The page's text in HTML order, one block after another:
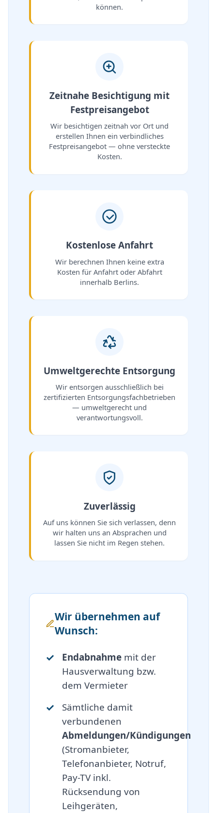
können.
Zeitnahe Besichtigung mit
Festpreisangebot
Wir besichtigen zeitnah vor Ort und
erstellen Ihnen ein verbindliches
Festpreisangebot — ohne versteckte
Kosten.
Kostenlose Anfahrt
Wir berechnen Ihnen keine extra
Kosten für Anfahrt oder Abfahrt
innerhalb Berlins.
Umweltgerechte Entsorgung
Wir entsorgen ausschließlich bei
zertifizierten Entsorgungsfachbetrieben
— umweltgerecht und
verantwortungsvoll.
Zuverlässig
Auf uns können Sie sich verlassen, denn
wir halten uns an Absprachen und
lassen Sie nicht im Regen stehen.
Wir übernehmen auf
Wunsch:
Endabnahmemit der
Hausverwaltung bzw.
dem Vermieter
Sämtliche damit
verbundenen
Abmeldungen/Kündigungen
(Stromanbieter,
Telefonanbieter, Notruf,
Pay-TV inkl.
Rücksendung von
Leihgeräten,